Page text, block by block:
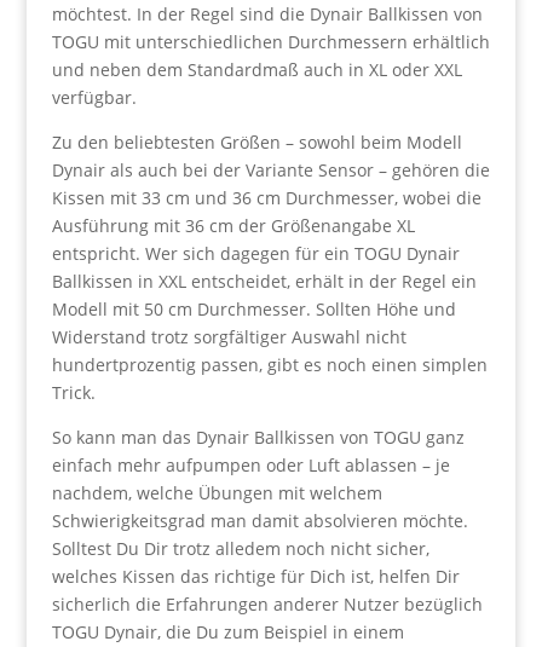
möchtest. In der Regel sind die Dynair Ballkissen von
TOGU mit unterschiedlichen Durchmessern erhältlich
und neben dem Standardmaß auch in XL oder XXL
verfügbar.
Zu den beliebtesten Größen – sowohl beim Modell
Dynair als auch bei der Variante Sensor – gehören die
Kissen mit 33 cm und 36 cm Durchmesser, wobei die
Ausführung mit 36 cm der Größenangabe XL
entspricht. Wer sich dagegen für ein TOGU Dynair
Ballkissen in XXL entscheidet, erhält in der Regel ein
Modell mit 50 cm Durchmesser. Sollten Höhe und
Widerstand trotz sorgfältiger Auswahl nicht
hundertprozentig passen, gibt es noch einen simplen
Trick.
So kann man das Dynair Ballkissen von TOGU ganz
einfach mehr aufpumpen oder Luft ablassen – je
nachdem, welche Übungen mit welchem
Schwierigkeitsgrad man damit absolvieren möchte.
Solltest Du Dir trotz alledem noch nicht sicher,
welches Kissen das richtige für Dich ist, helfen Dir
sicherlich die Erfahrungen anderer Nutzer bezüglich
TOGU Dynair, die Du zum Beispiel in einem